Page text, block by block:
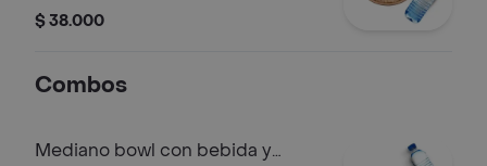
$ 38.000
Combos
Mediano bowl con bebida y